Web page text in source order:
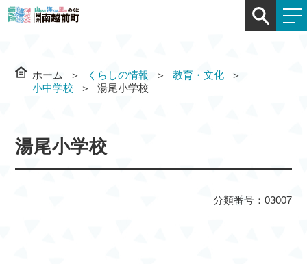
ホーム くらしの情報
教育・文化
小中学校
湯尾小学校
湯尾小学校
分類番号：03007